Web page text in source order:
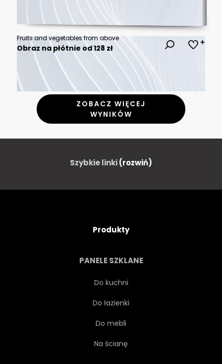
Fruits and vegetables from above
Obraz na płótnie od 128 zł
ZOBACZ WIĘCEJ
WYNIKÓW
Szybkie linki(rozwiń)
Produkty
PANELE SZKLANE
Do kuchni
Do łazienki
Do mebli
Na ścianę